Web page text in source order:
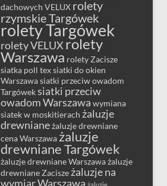
dachowych VELUX rolety
rzymskie Targówek
rolety Targówek
rolety VELUX rolety
Warszawa rolety Zacisze
siatka poll tex siatki do okien
Warszawa siatki przeciw owadom
Targówek siatki przeciw
owadom Warszawa wymiana
siatek w moskitierach żaluzje
drewniane żaluzje drewniane
cena Warszawa żaluzje
drewniane Targówek
żaluzje drewniane Warszawa żaluzje
drewniane Zacisze żaluzje na
wymiar Warszawa żaluzje